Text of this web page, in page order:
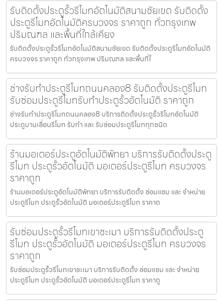
รับติดตั้งประตูรั้วรีโมทอัตโนมัติสนามชัยเขต รับติดตั้ง
ประตูรีโมทอัตโนมัติครบวงจร ราคาถูก ทั่วกรุงเทพ
ปริมณฑล และพื้นที่ใกล้เคียง
รับติดตั้งประตูรั้วรีโมทอัตโนมัติสนามชัยเขต รับติดตั้งประตูรีโมทอัตโนมัติ
ครบวงจร ราคาถูก ทั่วกรุงเทพ ปริมณฑล และพื้นที่ใ
ช่างรับทำประตูรีโมทถนนคลอง8 รับติดตั้งประตูรีโมท
รับซ่อมประตูรีโมทรับทำประตูรั้วอัตโนมัติ ราคาถูก
ช่างรับทำประตูรีโมทถนนคลอง8 บริการติดตั้งประตูรั้วรีโมทอัตโนมัติ
ประตูบานเลื่อนรีโมท รับทำ และ รับซ่อมประตูรีโมททุกชนิด
ร้านมอเตอร์ประตูอัตโนมัติพัทยา บริการรับติดตั้งประตู
รีโมท ประตูรั้วอัตโนมัติ มอเตอร์ประตูรีโมท ครบวงจร
ราคาถูก
ร้านมอเตอร์ประตูอัตโนมัติพัทยา บริการรับติดตั้ง ซ่อมแซม และ จำหน่าย
ประตูรีโมท ประตูรั้วอัตโนมัติ มอเตอร์ประตูรีโมท ราคาถ
รับซ่อมประตูรั้วรีโมทเขาชะเมา บริการรับติดตั้งประตู
รีโมท ประตูรั้วอัตโนมัติ มอเตอร์ประตูรีโมท ครบวงจร
ราคาถูก
รับซ่อมประตูรั้วรีโมทเขาชะเมา บริการรับติดตั้ง ซ่อมแซม และ จำหน่าย
ประตูรีโมท ประตูรั้วอัตโนมัติ มอเตอร์ประตูรีโมท ราคาถู